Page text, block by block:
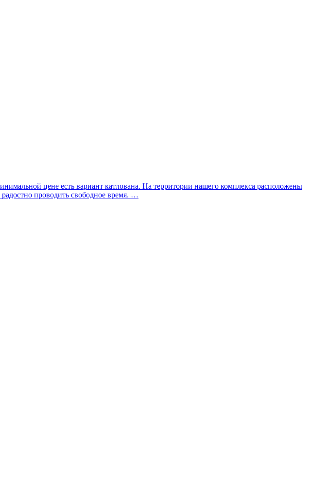
цене есть вариант катлована. На территории нашего комплекса расположены
проводить свободное время. …